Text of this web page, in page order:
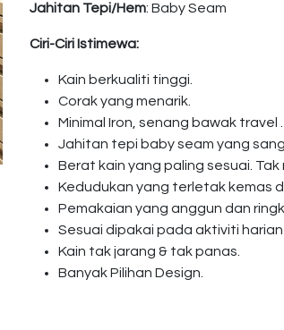
Jahitan Tepi/Hem: Baby Seam
Ciri-Ciri Istimewa:
Kain berkualiti tinggi.
Corak yang menarik.
Minimal Iron, senang bawak travel .
Jahitan tepi baby seam yang
Berat kain yang paling sesuai.
Kedudukan yang terletak kemas
Pemakaian yang anggun dan
Sesuai dipakai pada aktiviti harian
Kain tak jarang & tak panas.
Banyak Pilihan Design.